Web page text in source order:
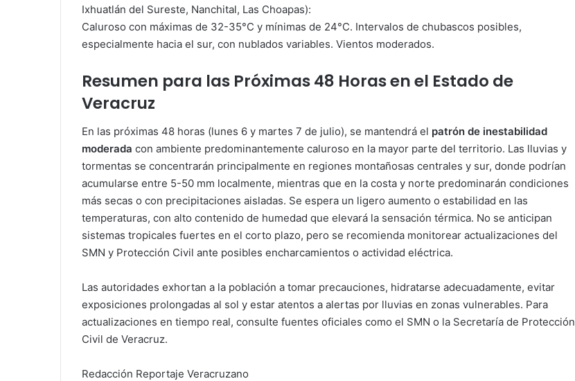
Ixhuatlán del Sureste, Nanchital, Las Choapas):
Caluroso con máximas de 32-35°C y mínimas de 24°C. Intervalos de chubascos posibles,
especialmente hacia el sur, con nublados variables. Vientos moderados.
Resumen para las Próximas 48 Horas en el Estado de
Veracruz
En las próximas 48 horas (lunes 6 y martes 7 de julio), se mantendrá el patrón de inestabilidad
moderada con ambiente predominantemente caluroso en la mayor parte del territorio. Las lluvias y
tormentas se concentrarán principalmente en regiones montañosas centrales y sur, donde podrían
acumularse entre 5-50 mm localmente, mientras que en la costa y norte predominarán condiciones
más secas o con precipitaciones aisladas. Se espera un ligero aumento o estabilidad en las
temperaturas, con alto contenido de humedad que elevará la sensación térmica. No se anticipan
sistemas tropicales fuertes en el corto plazo, pero se recomienda monitorear actualizaciones del
SMN y Protección Civil ante posibles encharcamientos o actividad eléctrica.
Las autoridades exhortan a la población a tomar precauciones, hidratarse adecuadamente, evitar
exposiciones prolongadas al sol y estar atentos a alertas por lluvias en zonas vulnerables. Para
actualizaciones en tiempo real, consulte fuentes oficiales como el SMN o la Secretaría de Protección
Civil de Veracruz.
Redacción Reportaje Veracruzano